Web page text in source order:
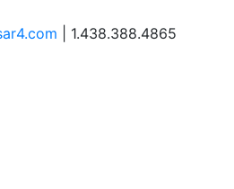
| 1.438.388.4865